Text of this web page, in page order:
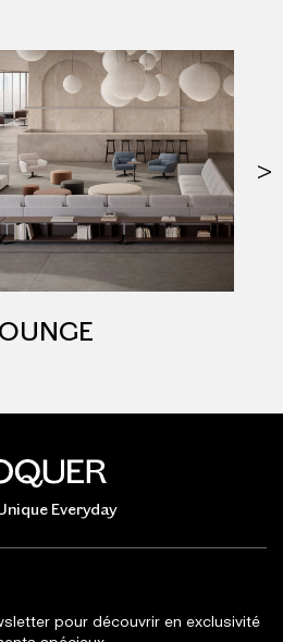
Everyday
pour découvrir en exclusivité